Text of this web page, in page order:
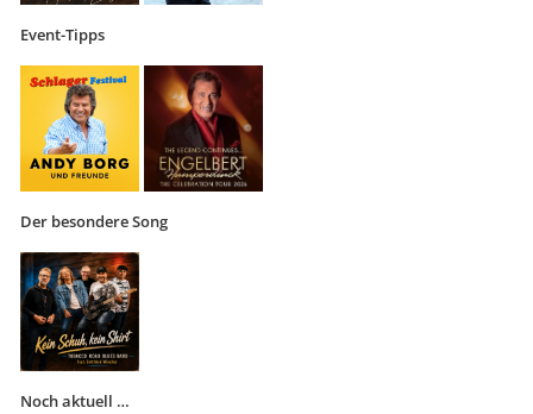
Event-Tipps
Der besondere Song
Noch aktuell …